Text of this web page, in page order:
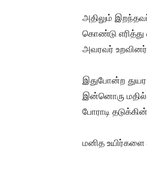
அதிலும்
கொண்டு
அவரவர்
இதுபோன்ற துயர
இன்னொரு மதில்
போராடி
மனித உயிர்களை